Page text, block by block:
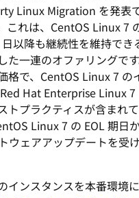
Linux Migration を発表
これは、CentOS Linux 7
以降も継続性を維持でき
た一連のオファリングで
格で、CentOS Linux 7 の
Hat Enterprise Linux 7
トプラクティスが含まれ
Linux 7 の EOL 期日
ウェアアップデートを受
インスタンスを本番環境